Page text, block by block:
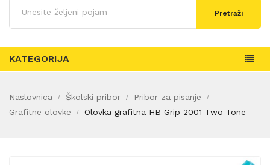
Pretraži
KATEGORIJA
Naslovnica Školski pribor
Pribor za pisanje
Grafitne olovke
Olovka grafitna HB Grip 2001 Two Tone